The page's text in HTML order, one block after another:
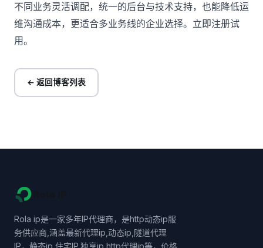
不同业务灵活调配，统一的后台与技术支持，也能降低运
维沟通成本，更适合多业务线的企业选择。 立即注册试
用。
← 返回博客列表
Rola ip是一家多年IP代理商，是http动态ip服
务供应商,涵盖最新代理ip,动态ip,隧道代理
IP，静态ip,住宅IP,独享ip,http代理ip等，价格